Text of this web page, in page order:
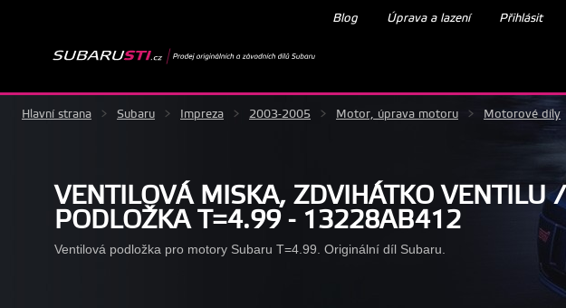
Blog Úprava a lazení Přihlásit
Hlavní strana > Subaru > Impreza > 2003-2005 > Motor, úprava motoru > Motorové díly
VENTILOVÁ MISKA, ZDVIHÁTKO VENTILU /
PODLOŽKA T=4.99 - 13228AB412
Ventilová podložka pro motory Subaru T=4.99. Originální díl Subaru.